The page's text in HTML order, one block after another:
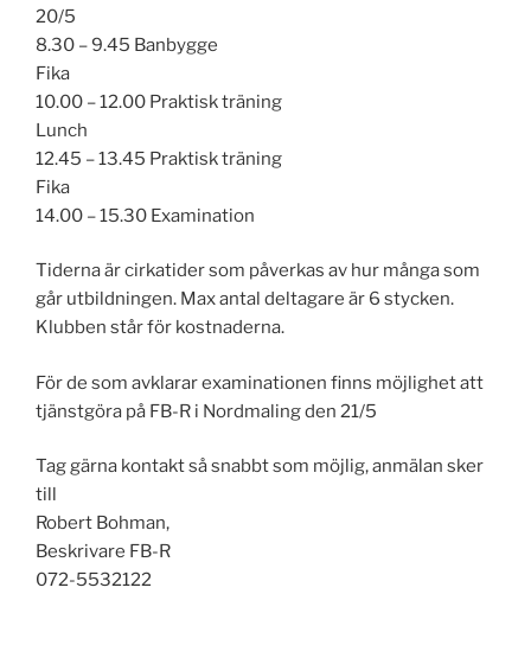
20/5
8.30 – 9.45 Banbygge
Fika
10.00 – 12.00 Praktisk träning
Lunch
12.45 – 13.45 Praktisk träning
Fika
14.00 – 15.30 Examination
Tiderna är cirkatider som påverkas av hur många som
går utbildningen. Max antal deltagare är 6 stycken.
Klubben står för kostnaderna.
För de som avklarar examinationen finns möjlighet att
tjänstgöra på FB-R i Nordmaling den 21/5
Tag gärna kontakt så snabbt som möjlig, anmälan sker
till
Robert Bohman,
Beskrivare FB-R
072-5532122